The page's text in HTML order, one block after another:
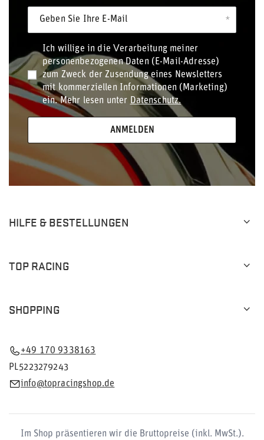
Geben Sie Ihre E-Mail
Ich willige in die Verarbeitung meiner
personenbezogenen Daten (E-Mail-Adresse)
zum Zweck der Zusendung eines Newsletters
mit kommerziellen Informationen (Marketing)
ein. Mehr lesen unter Datenschutz.
ANMELDEN
HILFE & BESTELLUNGEN
TOP RACING
SHOPPING
+49 170 9338163
PL5223279243
info@topracingshop.de
Im Shop präsentieren wir die Bruttopreise (inkl. MwSt.).